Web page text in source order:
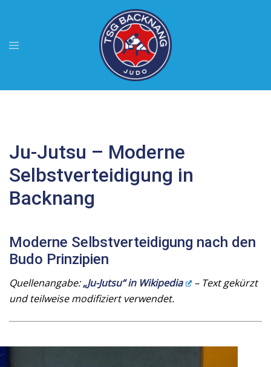
springen
Menü
umschalten
Ju-Jutsu – Moderne
Selbstverteidigung in
Backnang
Moderne Selbstverteidigung nach den
Budo Prinzipien
Quellenangabe:„Ju-Jutsu“ in Wikipedia
– Text gekürzt
und teilweise modifiziert verwendet.